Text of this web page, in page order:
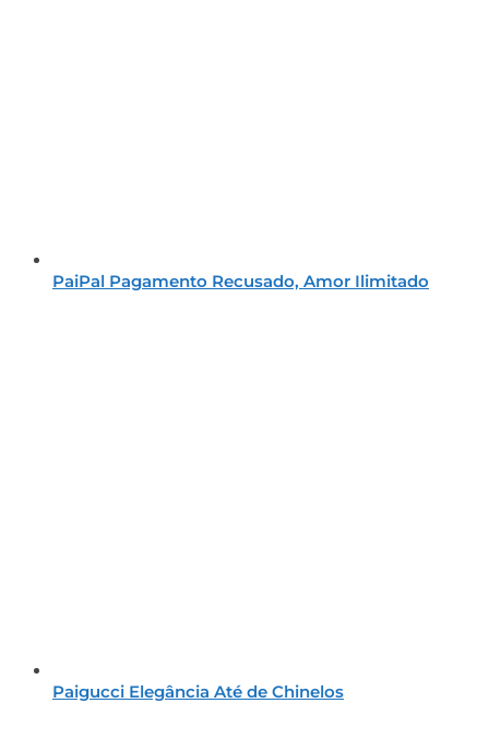
PaiPal Pagamento Recusado, Amor Ilimitado
Paigucci Elegância Até de Chinelos